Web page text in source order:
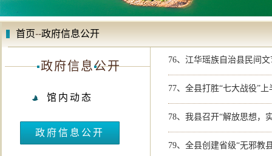
政府信息公开
馆内动态
政府信息公开
首页--政府信息公开
76、 江华瑶族自治县民间
77、 全县打胜“七大战役”
78、 我县召开“解放思想，
79、 全县创建省级“无邪教